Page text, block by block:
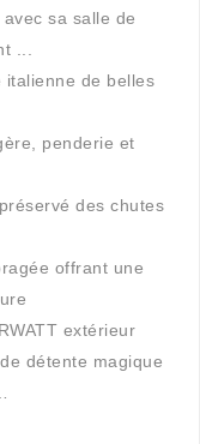
sa salle de
...
italienne de belles
penderie et
des chutes
offrant une
extérieur
détente magique